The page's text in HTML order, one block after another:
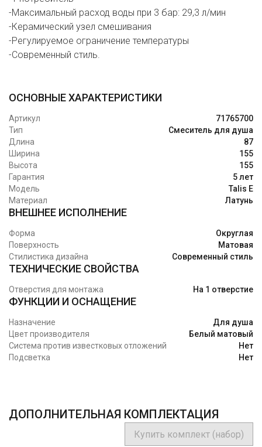
-Максимальный расход воды при 3 бар: 29,3 л/мин
-Керамический узел смешивания
-Регулируемое ограничение температуры
-Современный стиль.
ОСНОВНЫЕ ХАРАКТЕРИСТИКИ
Артикул
71765700
Тип
Смеситель для душа
Длина
87
Ширина
155
Высота
155
Гарантия
5 лет
Модель
Talis E
Материал
Латунь
ВНЕШНЕЕ ИСПОЛНЕНИЕ
Форма
Округлая
Поверхность
Матовая
Стилистика дизайна
Современный стиль
ТЕХНИЧЕСКИЕ СВОЙСТВА
Отверстия для монтажа На 1 отверстие
ФУНКЦИИ И ОСНАЩЕНИЕ
Назначение
Для душа
Цвет производителя
Белый матовый
Система против известковых отложений
Нет
Подсветка
Нет
ДОПОЛНИТЕЛЬНАЯ КОМПЛЕКТАЦИЯ
Купить комплект (набор)